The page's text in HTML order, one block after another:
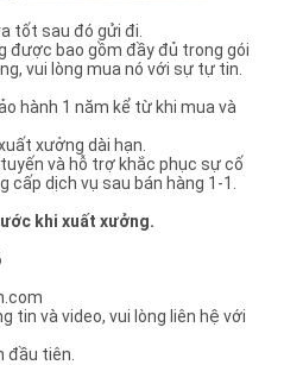
tốt sau đó gửi đi.
được bao gồm đầy đủ trong gói
vui lòng mua nó với sự tự tin.
hành 1 năm kể từ khi mua và
xưởng dài hạn.
và hỗ trợ khắc phục sự cố
dịch vụ sau bán hàng 1-1.
khi xuất xưởng.
tin và video, vui lòng liên hệ với
đầu tiên.